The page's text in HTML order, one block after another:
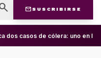
mail SUSCRIBIRSE
dos casos de cólera: uno en la